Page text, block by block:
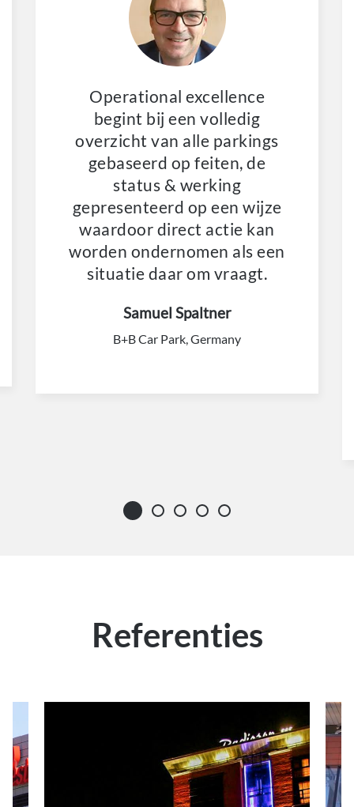
Operational excellence
begint bij een volledig
overzicht van alle parkings
gebaseerd op feiten, de
status & werking
gepresenteerd op een wijze
waardoor direct actie kan
worden ondernomen als een
situatie daar om vraagt.
Samuel Spaltner
B+B Car Park, Germany
Referenties